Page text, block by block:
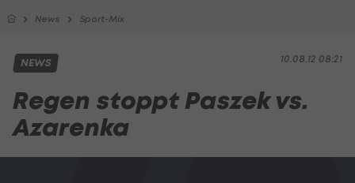
News Sport-Mix
10.08.12 08:21
NEWS
Regen stoppt Paszek vs.
Azarenka